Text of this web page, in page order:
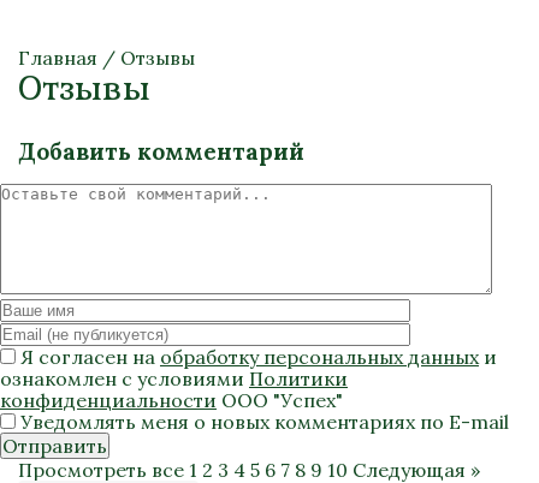
Главная / Отзывы
Отзывы
Добавить комментарий
Я согласен на обработку персональных данныхи
ознакомлен с условиями Политики
конфиденциальности ООО "Успех"
Уведомлять меня о новых комментариях по E-mail
Отправить
Просмотреть все 1 2 3 4 5 6 7 8 9 10 Следующая »